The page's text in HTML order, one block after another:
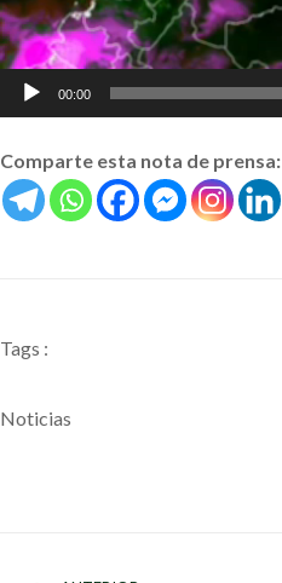
00:00
Comparte esta nota de prensa:
Tags :
Noticias